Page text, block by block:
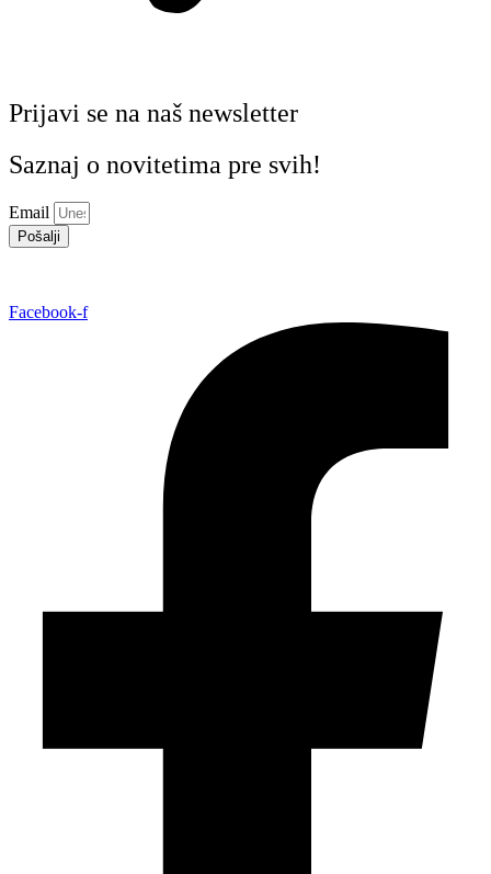
Prijavi se na naš newsletter
Saznaj o novitetima pre svih!
Email
Pošalji
Facebook-f